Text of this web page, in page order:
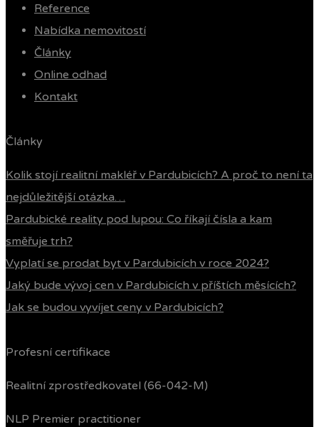
Reference
Nabídka nemovitostí
Články
Online odhad
Kontakt
Články
Kolik stojí realitní makléř v Pardubicích? A proč to není ta
nejdůležitější otázka…
Pardubické reality pod lupou: Co říkají čísla a kam
směřuje trh?
Vyplatí se prodat byt v Pardubicích v roce 2024?
Jaký bude vývoj cen v Pardubicích v příštích měsících?
Jak se budou vyvíjet ceny v Pardubicích?
Profesní certifikace
Realitní zprostředkovatel (66-042-M)
NLP Premier practitioner